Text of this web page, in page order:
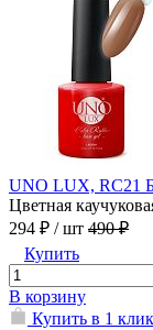
UNO LUX, RC21
Цветная
294 ₽ / шт 490 ₽
Купить
В корзину
Купить в 1 клик